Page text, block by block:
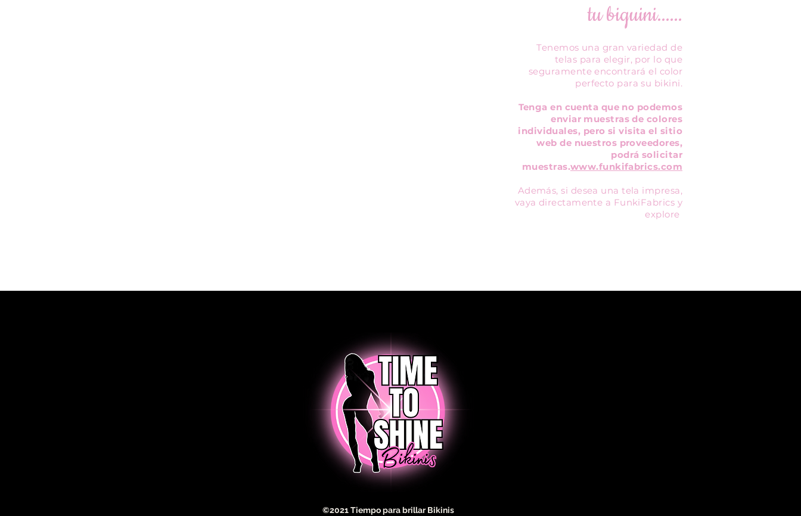
tu biquini......
Tenemos una gran variedad de
telas para elegir, por lo que
seguramente encontrará el color
perfecto para su bikini.
Tenga en cuenta que no podemos
enviar muestras de colores
individuales, pero si visita el sitio
web de nuestros proveedores,
podrá solicitar
muestras.www.funkifabrics.com
Además, si desea una tela impresa,
vaya directamente a FunkiFabrics y
explore
©2021 Tiempo para brillar Bikinis